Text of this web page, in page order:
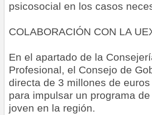
psicosocial en los casos
COLABORACIÓN CON LA
En el apartado de la
Profesional, el Consejo de
directa de 3 millones de
para impulsar un programa
joven en la región.